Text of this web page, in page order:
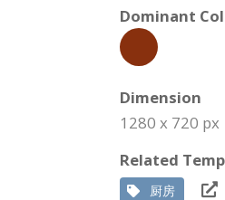
Dominant
Dimension
1280 x 720 px
Related
厨房